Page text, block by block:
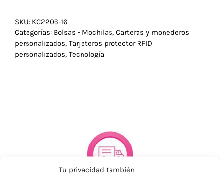
Tu privacidad también
SKU: KC2206-16
Categorías: Bolsas - Mochilas, Carteras y monederos
personalizados, Tarjeteros protector RFID
personalizados, Tecnología